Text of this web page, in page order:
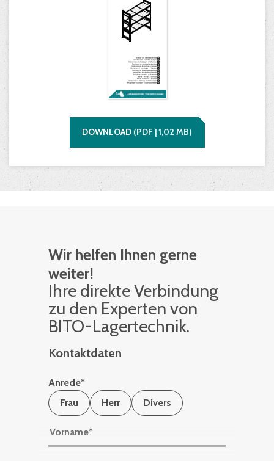
DOWNLOAD (PDF |1,02 MB)
Wir helfen Ihnen gerne
weiter!
Ihre di­rek­te Ver­bin­dung
zu den Ex­per­ten von
BITO-La­ger­tech­nik.
Kontaktdaten
Anrede*
Frau
Herr Divers
Vorname*